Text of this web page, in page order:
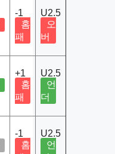
-1
홈
패
U2.5
오
버
+1
홈
패
U2.5
언
더
-1
홈
U2.5
언